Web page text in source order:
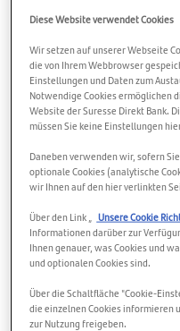
Entwicklung der
sparen.
Globale
gegen lokale
Die Ergebnisse, die
hat, basieren unter
höheren
die Kreditqualität positiv.
dass die Strategie „One
Banco Santander von
einer stärker
voranschreitet.
Diese Website verwendet Cookies
Wir setzen auf unserer Webseite
die von Ihrem Webbrowser
Einstellungen und Daten zum
Notwendige Cookies ermöglichen
Website der Suresse Direkt Bank.
müssen Sie keine Einstellungen
Daneben verwenden wir, sofern
optionale Cookies (analytische
wir Ihnen auf den hier verlinkten
Über den Link „ Unsere Cookie
Informationen darüber zur
Ihnen genauer, was Cookies und
und optionalen Cookies sind.
Über die Schaltfläche "Cookie-
die einzelnen Cookies informieren
zur Nutzung freigeben.